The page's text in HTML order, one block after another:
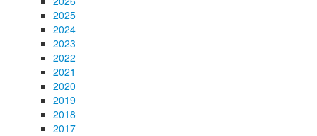
2025
2024
2023
2022
2021
2020
2019
2018
2017